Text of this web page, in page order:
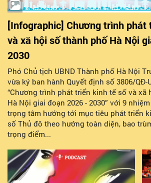
[Infographic] Chương trình
và xã hội số thành phố Hà Nội
2030
Phó Chủ tịch UBND Thành phố Hà Nội
vừa ký ban hành Quyết định số 3806/QĐ-
“Chương trình phát triển kinh tế số và xã
Hà Nội giai đoạn 2026 - 2030” với 9
trọng tâm hướng tới mục tiêu phát triển
số Thủ đô theo hướng toàn diện, bao
trọng điểm...